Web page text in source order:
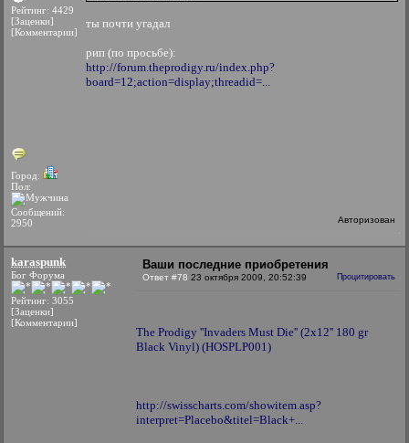
Рейтинг: 4429
[Заценки]
[Комментарии]
Город:
Пол:
Сообщений:
2950
ты почти угадал
рип (по просьбе):
http://forum.theprodigy.ru/index.php?
board=12;action=display;threadid=...
Авторизован
karaspunk
Бог Форума
Рейтинг: 3055
[Заценки]
[Комментарии]
Ваши последние приобретения
Ответ #78 23 октября 2009, 20:52:39 Процитировать
The Prodigy ''Invaders Must Die'' (2x12'' 180 gr
Black Vinyl) (HOSPLP001)
http://swisscharts.com/showitem.asp?
interpret=Placebo&titel=Black+...